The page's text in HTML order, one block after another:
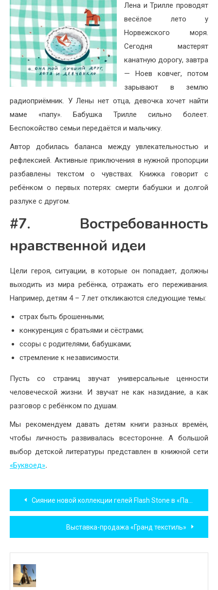
Лена и Трилле проводят
весёлое лето у
Норвежского моря.
Сегодня мастерят
канатную дорогу, завтра
— Ноев ковчег, потом
зарывают в землю
радиоприёмник. У Лены нет отца, девочка хочет найти
маме «папу». Бабушка Трилле сильно болеет.
Беспокойство семьи передаётся и мальчику.
Автор добилась баланса между увлекательностью и
рефлексией. Активные приключения в нужной пропорции
разбавлены текстом о чувствах. Книжка говорит с
ребёнком о первых потерях: смерти бабушки и долгой
разлуке с другом.
#7. Востребованность
нравственной идеи
Цели героя, ситуации, в которые он попадает, должны
выходить из мира ребёнка, отражать его переживания.
Например, детям 4 – 7 лет откликаются следующие темы:
страх быть брошенными;
конкуренция с братьями и сёстрами;
ссоры с родителями, бабушками;
стремление к независимости.
Пусть со страниц звучат универсальные ценности
человеческой жизни. И звучат не как назидание, а как
разговор с ребёнком по душам.
Мы рекомендуем давать детям книги разных времён,
чтобы личность развивалась всесторонне. А большой
выбор детской литературы представлен в книжной сети
«Буквоед».
Навигация
по
записям
Сияние новой коллекции гелей Flash Stone в «Пальчиках»
Выставка-продажа «Гранд текстиль»